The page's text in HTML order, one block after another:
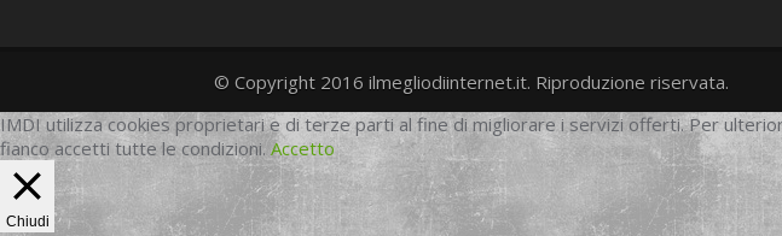
twittergoogleplus
facebook
© Copyright 2016 ilmegliodiinternet.it. Riproduzione riservata.
IMDI utilizza cookies proprietari e di terze parti al fine di migliorare i servizi offerti. Per
fianco accetti tutte le condizioni. Accetto
Chiudi